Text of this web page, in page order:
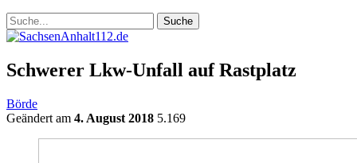
Schwerer Lkw-Unfall auf Rastplatz
Börde
Geändert am 4. August 2018 5.169